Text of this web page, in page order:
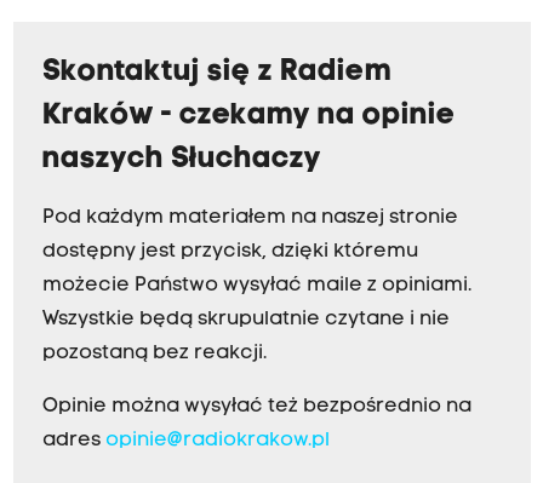
Skontaktuj się z Radiem
Kraków - czekamy na opinie
naszych Słuchaczy
Pod każdym materiałem na naszej stronie
dostępny jest przycisk, dzięki któremu
możecie Państwo wysyłać maile z opiniami.
Wszystkie będą skrupulatnie czytane i nie
pozostaną bez reakcji.
Opinie można wysyłać też bezpośrednio na
adres opinie@radiokrakow.pl